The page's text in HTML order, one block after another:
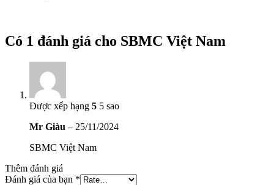
Có 1 đánh giá cho SBMC Việt Nam
Được xếp hạng 5 5 sao
Mr Giàu – 25/11/2024
SBMC Việt Nam
Thêm đánh giá
Đánh giá của bạn *